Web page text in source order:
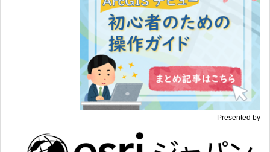
Presented by